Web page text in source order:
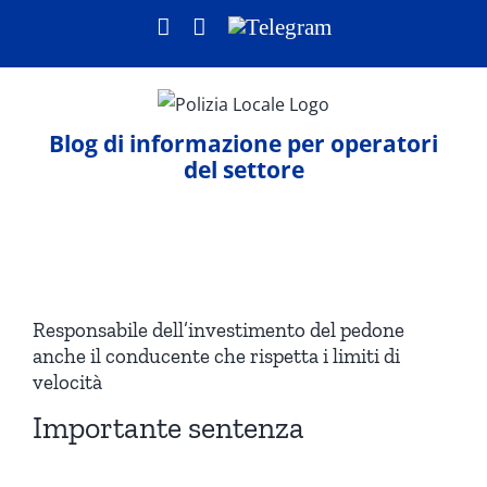
contenuto
Facebook
LinkedIn
Telegram
Blog di informazione per operatori
del settore
immagine
Responsabile dell’investimento del pedone
anche il conducente che rispetta i limiti di
velocità
Importante sentenza